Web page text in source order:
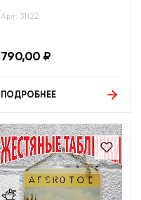
Арт: 31122
790,00 ₽
ПОДРОБНЕЕ